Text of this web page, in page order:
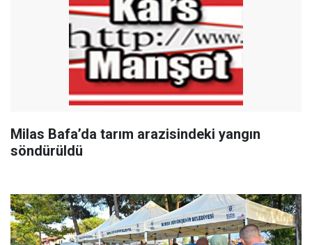
Milas Bafa’da tarım arazisindeki yangın
söndürüldü